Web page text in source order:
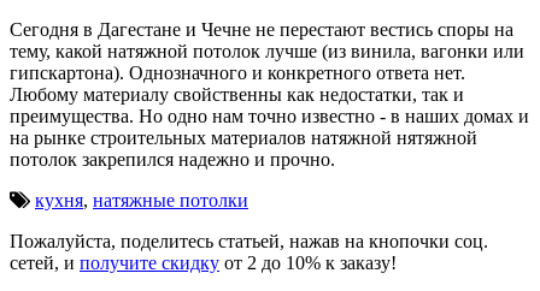
Сегодня в Дагестане и Чечне не перестают вестись споры на
тему, какой натяжной потолок лучше (из винила, вагонки или
гипскартона). Однозначного и конкретного ответа нет.
Любому материалу свойственны как недостатки, так и
преимущества. Но одно нам точно известно - в наших домах и
на рынке строительных материалов натяжной нятяжной
потолок закрепился надежно и прочно.
кухня, натяжные потолки
Пожалуйста, поделитесь статьей, нажав на кнопочки соц.
сетей, и получите скидку от 2 до 10% к заказу!